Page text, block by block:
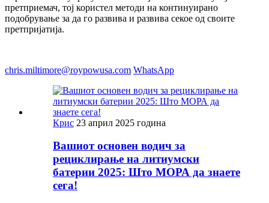
претприемач, тој користел методи на континуирано
подобрување за да го развива и развива секое од своите
претпријатија.
chris.miltimore@roypowusa.com WhatsApp
Крис 23 април 2025 година
Вашиот основен водич за
рециклирање на литиумски
батерии 2025: Што МОРА да знаете
сега!